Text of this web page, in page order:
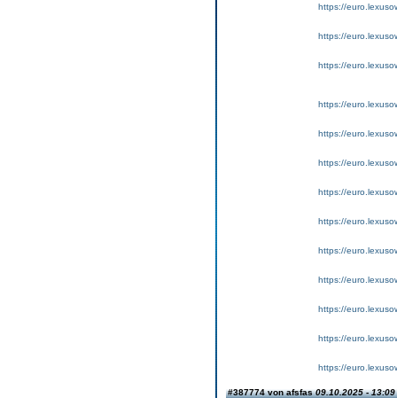
https://
https://
https://
https://
https://
https://
https://
https://
https://
https://
https://
https://
https://
#387774 von afsfas09.10.2025 - 13:09